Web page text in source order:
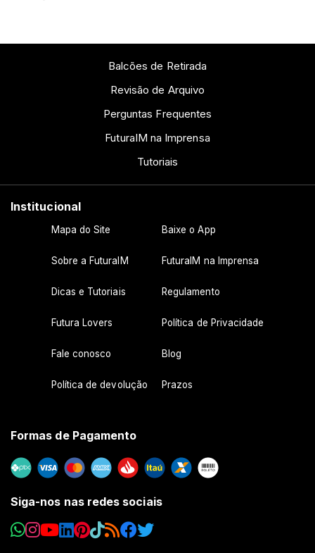
Balcões de Retirada
Revisão de Arquivo
Perguntas Frequentes
FuturaIM na Imprensa
Tutoriais
Institucional
Mapa do Site Baixe o App
Sobre a FuturaIM FuturaIM na Imprensa
Dicas e Tutoriais Regulamento
Futura Lovers Política de Privacidade
Fale conosco Blog
Política de devolução Prazos
Formas de Pagamento
Siga-nos nas redes sociais